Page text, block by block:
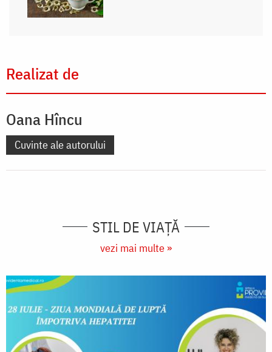
Realizat de
Oana Hîncu
Cuvinte ale autorului
STIL DE VIAŢĂ
vezi mai multe »